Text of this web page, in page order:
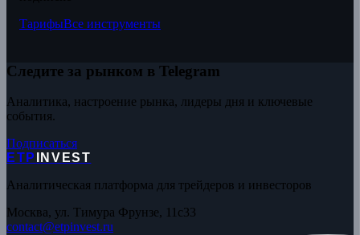
ТарифыВсе инструменты
Следите за рынком в Telegram
Аналитика, настроение рынка, лидеры дня и ключевые
события.
Подписаться
ETP
INVEST
Аналитическая платформа для трейдеров и инвесторов
Москва, ул. Тимура Фрунзе, 11с33
contact@etpinvest.ru